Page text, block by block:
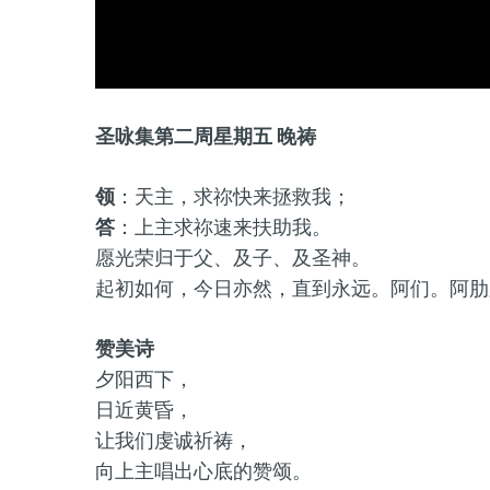
圣咏集第二周星期五 晚祷
领 ：天主，求祢快来拯救我；
答 ：上主求祢速来扶助我。
愿光荣归于父、及子、及圣神。
起初如何，今日亦然，直到永远。阿们。阿
赞美诗
夕阳西下，
日近黄昏，
让我们虔诚祈祷，
向上主唱出心底的赞颂。